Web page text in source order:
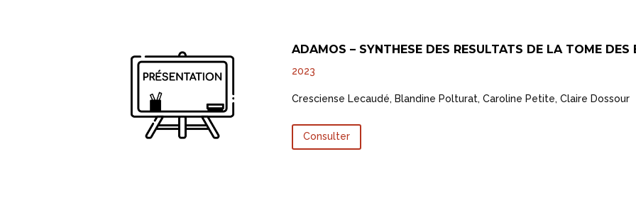
ADAMOS – SYNTHESE DES RESULTATS DE LA TOME DES
2023
Cresciense Lecaudé, Blandine Polturat, Caroline Petite, Claire Dossour
Consulter